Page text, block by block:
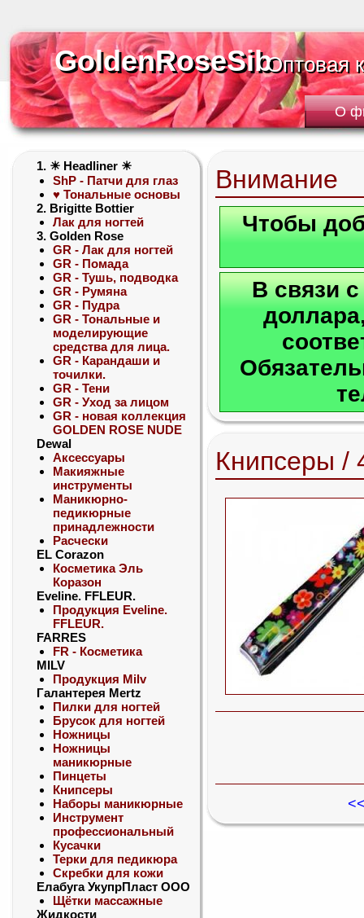
GoldenRoseSib
GoldenRoseSibОптовая
Оптовая
О
1. ☀ Headliner ☀
ShP - Патчи для глаз
♥ Тональные основы
2. Brigitte Bottier
Лак для ногтей
3. Golden Rose
GR - Лак для ногтей
GR - Помада
GR - Тушь, подводка
GR - Румяна
GR - Пудра
GR - Тональные и
моделирующие
средства для лица.
GR - Карандаши и
точилки.
GR - Тени
GR - Уход за лицом
GR - новая коллекция
GOLDEN ROSE NUDE
Dewal
Аксессуары
Макияжные
инструменты
Маникюрно-
педикюрные
принадлежности
Расчески
EL Corazon
Косметика Эль
Коразон
Eveline. FFLEUR.
Продукция Eveline.
FFLEUR.
FARRES
FR - Косметика
MILV
Продукция Milv
Галантерея Mertz
Пилки для ногтей
Брусок для ногтей
Ножницы
Ножницы
маникюрные
Пинцеты
Книпсеры
Наборы маникюрные
Инструмент
профессиональный
Кусачки
Терки для педикюра
Скребки для кожи
Елабуга УкупрПласт ООО
Щётки массажные
Жидкости
Внимание
Чтобы
В связи
Книпсеры /